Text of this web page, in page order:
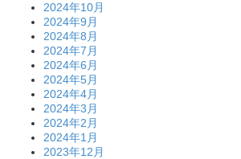
2024年10月
2024年9月
2024年8月
2024年7月
2024年6月
2024年5月
2024年4月
2024年3月
2024年2月
2024年1月
2023年12月